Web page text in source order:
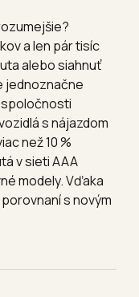
a len pár tisíc
alebo siahnuť
jednoznačne
spoločnosti
s nájazdom
než 10 %
v sieti AAA
modely. Vďaka
s novým